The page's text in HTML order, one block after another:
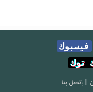
فيسبوك
توك
| إتصل بنا